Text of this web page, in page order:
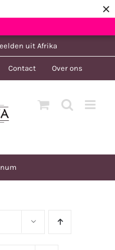
×
uit Afrika
Contact Over ons